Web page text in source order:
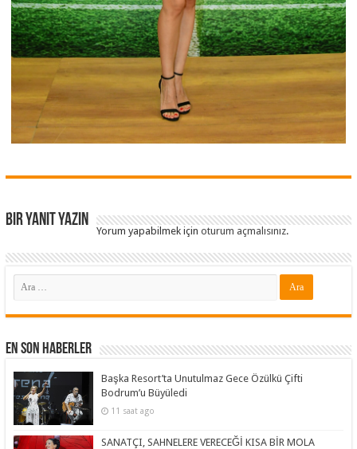
Bir yanıt yazın
Yorum yapabilmek içinoturum açmalısınız.
En Son Haberler
Başka Resort’ta Unutulmaz Gece Özülkü Çifti
Bodrum’u Büyüledi
11 saat ago
SANATÇI, SAHNELERE VERECEĞİ KISA BİR MOLA